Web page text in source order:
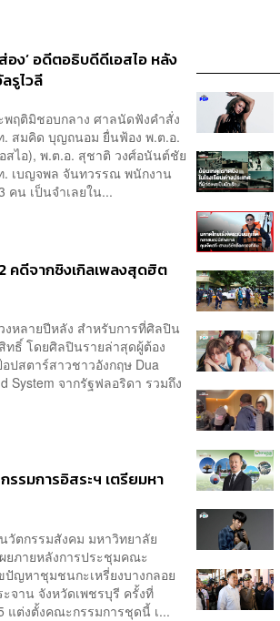
ง’ อดีตอธิบดีดีเอสไอ หลัง
รูไวลี
ฤติมิชอบกลาง ศาลนัดฟังคำสั่ง
. สมคิด บุญถนอม ยื่นฟ้อง พ.ต.อ.
สไอ), พ.ต.อ. สุชาติ วงศ์อนันต์ชัย
เบญจพล จันทวรรณ พนักงาน
น เป็นจำเลยใน...
คดีจากซิงเกิลเพลงสุดฮิต
หลายปีหลัง สำหรับการที่ศิลปิน
ธิ์ โดยศิลปินรายล่าสุดผู้ต้อง
ปสตาร์สาวชาวอังกฤษ Dua
System จากรัฐฟลอริดา รวมถึง
รมการอิสระฯ เตรียมหา
ตกรรมสังคม มหาวิทยาลัย
ยภายหลังการประชุมคณะ
ปัญหาชุมชนกะเหรี่ยงบางกลอย
จาน จังหวัดเพชรบุรี ครั้งที่
แต่งตั้งคณะกรรมการชุดนี้ เ...